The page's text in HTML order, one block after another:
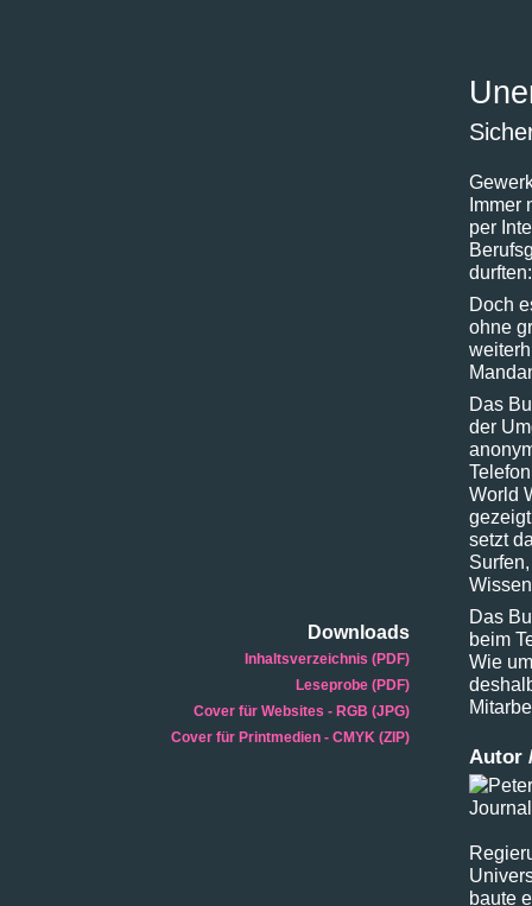
per
Doch
ohne
Das
der
World
setzt
Das
beim
Wie
Autor
baute
Downloads
Inhaltsverzeichnis (PDF)
Leseprobe (PDF)
Cover für Websites - RGB (JPG)
Cover für Printmedien - CMYK (ZIP)